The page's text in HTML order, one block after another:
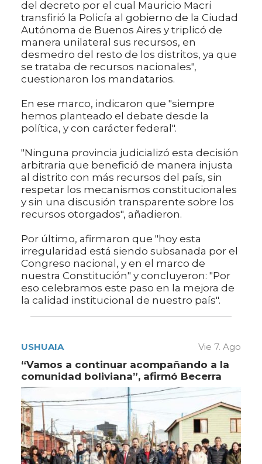
del decreto por el cual Mauricio Macri
transfirió la Policía al gobierno de la Ciudad
Autónoma de Buenos Aires y triplicó de
manera unilateral sus recursos, en
desmedro del resto de los distritos, ya que
se trataba de recursos nacionales",
cuestionaron los mandatarios.
En ese marco, indicaron que "siempre
hemos planteado el debate desde la
política, y con carácter federal".
"Ninguna provincia judicializó esta decisión
arbitraria que benefició de manera injusta
al distrito con más recursos del país, sin
respetar los mecanismos constitucionales
y sin una discusión transparente sobre los
recursos otorgados", añadieron.
Por último, afirmaron que "hoy esta
irregularidad está siendo subsanada por el
Congreso nacional, y en el marco de
nuestra Constitución" y concluyeron: "Por
eso celebramos este paso en la mejora de
la calidad institucional de nuestro país".
USHUAIA Vie 7. Ago
“Vamos a continuar acompañando a la
comunidad boliviana”, afirmó Becerra